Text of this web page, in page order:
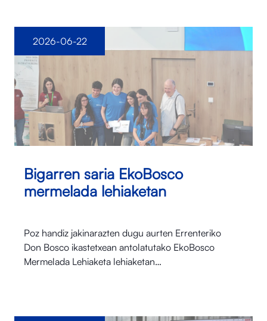
Bigarren saria EkoBosco
mermelada lehiaketan
Poz handiz jakinarazten dugu aurten Errenteriko
Don Bosco ikastetxean antolatutako EkoBosco
Mermelada Lehiaketa lehiaketan…
2026-06-22